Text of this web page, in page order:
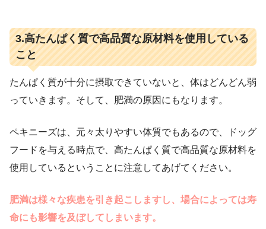
3.高たんぱく質で高品質な原材料を使用している
こと
たんぱく質が十分に摂取できていないと、体はどんどん弱
っていきます。そして、肥満の原因にもなります。
ペキニーズは、元々太りやすい体質でもあるので、ドッグ
フードを与える時点で、高たんぱく質で高品質な原材料を
使用しているということに注意してあげてください。
肥満は様々な疾患を引き起こしますし、場合によっては寿
命にも影響を及ぼしてしまいます。